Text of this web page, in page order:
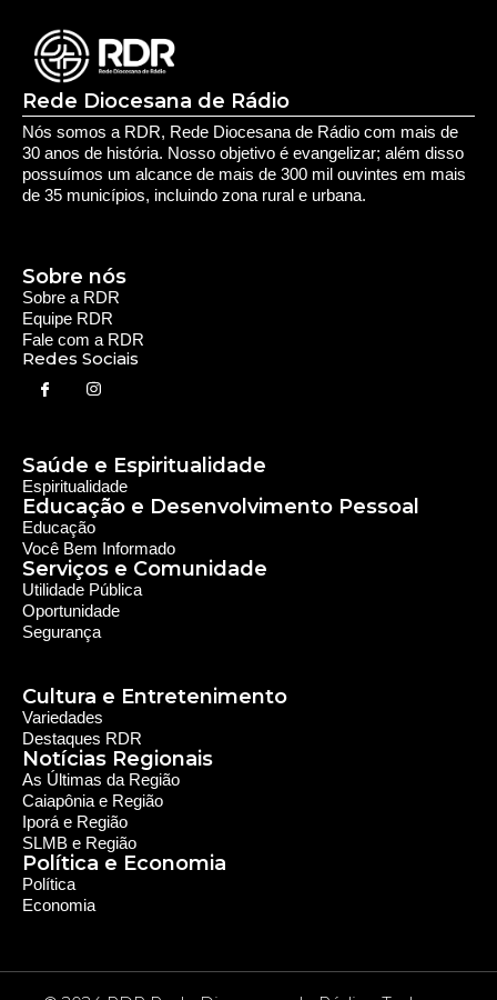
Fale com a RDR
Redes Sociais
Saúde e Espiritualidade
Espiritualidade
Educação e Desenvolvimento Pessoal
Serviços e Comunidade
Utilidade Pública
Oportunidade
Segurança
Cultura e Entretenimento
Política e Economia
Notícias Regionais
Política
Economia
As Últimas da Região
Caiapônia e Região
Iporá e Região
SLMB e Região
© 2024 RDR Rede Diocesana de Rádio - Todos os